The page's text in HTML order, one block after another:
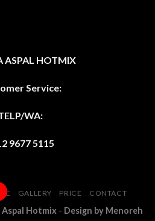
ASPAL HOTMIX
Service:
WA:
9677 5115
GALLERY PRICE CONTACT
Aspal Hotmix- Design by Menoreh